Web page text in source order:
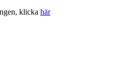
klicka här